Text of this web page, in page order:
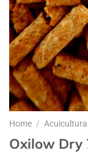
Home / Acuicultura
Oxilow Dry